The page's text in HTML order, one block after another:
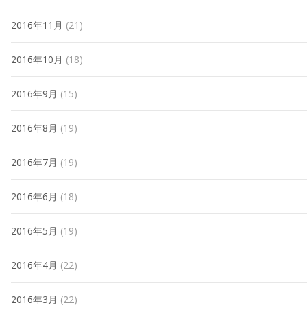
2016年11月 (21)
2016年10月 (18)
2016年9月 (15)
2016年8月 (19)
2016年7月 (19)
2016年6月 (18)
2016年5月 (19)
2016年4月 (22)
2016年3月 (22)